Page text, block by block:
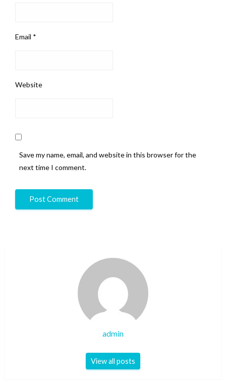
Email *
Website
Save my name, email, and website in this browser for the
next time I comment.
admin
View all posts